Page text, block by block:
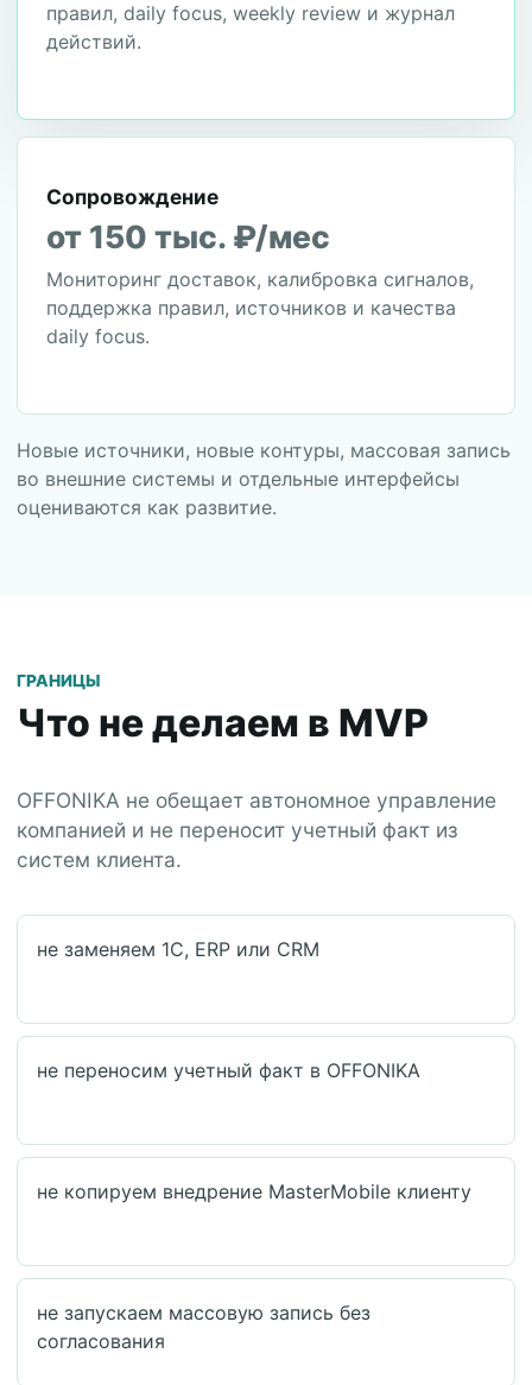
правил, daily focus, weekly review и журнал
действий.
Сопровождение
от 150 тыс. ₽/мес
Мониторинг доставок, калибровка сигналов,
поддержка правил, источников и качества
daily focus.
Новые источники, новые контуры, массовая запись
во внешние системы и отдельные интерфейсы
оцениваются как развитие.
ГРАНИЦЫ
Что не делаем в MVP
OFFONIKA не обещает автономное управление
компанией и не переносит учетный факт из
систем клиента.
не заменяем 1С, ERP или CRM
не переносим учетный факт в OFFONIKA
не копируем внедрение MasterMobile клиенту
не запускаем массовую запись без
согласования